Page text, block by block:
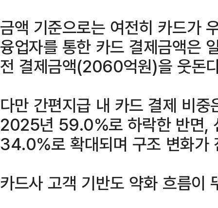
금액 기준으로는 여전히 카드가
융업자를 통한 카드 결제금액은
전 결제금액(2060억원)을 웃돈
다만 간편지급 내 카드 결제 비
2025년 59.0%로 하락한 반면,
34.0%로 확대되며 구조 변화가
카드사 고객 기반도 약화 흐름이